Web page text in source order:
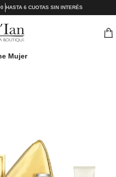
HASTA 6 CUOTAS SIN INTERÉS
Mujer